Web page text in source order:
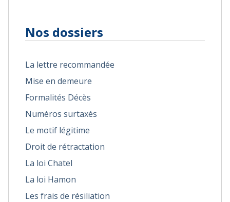
Nos dossiers
La lettre recommandée
Mise en demeure
Formalités Décès
Numéros surtaxés
Le motif légitime
Droit de rétractation
La loi Chatel
La loi Hamon
Les frais de résiliation